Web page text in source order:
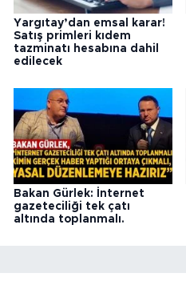
Yargıtay’dan emsal karar!
Satış primleri kıdem
tazminatı hesabına dahil
edilecek
Bakan Gürlek: İnternet
gazeteciliği tek çatı
altında toplanmalı.